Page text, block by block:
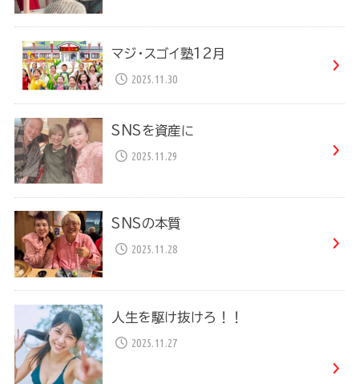
マジ・スゴイ塾12月
2025.11.30
SNSを資産に
2025.11.29
SNSの本質
2025.11.28
人生を駆け抜けろ！！
2025.11.27